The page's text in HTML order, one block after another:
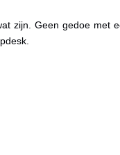
zijn. Geen gedoe met